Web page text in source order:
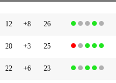
12 +8 26
20 +3 25
22 +6 23